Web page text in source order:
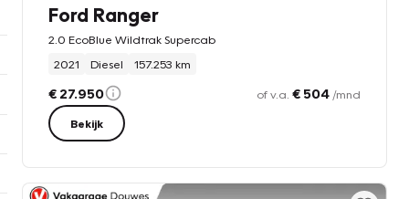
Ford Ranger
2.0 EcoBlue Wildtrak Supercab
2021
Diesel 157.253 km
€ 27.950 of v.a. € 504 /mnd
Bekijk